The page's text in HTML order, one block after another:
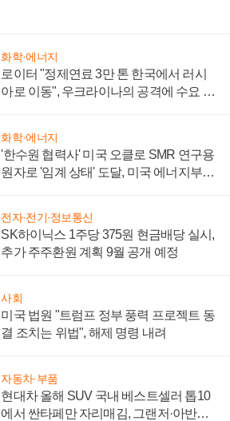
화학·에너지
로이터 "정제연료 3만 톤 한국에서 러시
아로 이동", 우크라이나의 공격에 수요 늘
화학·에너지
'한수원 협력사' 미국 오클로 SMR 연구용
원자로 '임계 상태' 도달, 미국 에너지부
전자·전기·정보통신
SK하이닉스 1주당 375원 현금배당 실시,
추가 주주환원 계획 9월 공개 예정
사회
미국 법원 "트럼프 정부 풍력 프로젝트 동
결 조치는 위법", 해제 명령 내려
자동차·부품
현대차 올해 SUV 국내 베스트셀러 톱10
에서 싼타페만 자리매김, 그랜저·아반떼